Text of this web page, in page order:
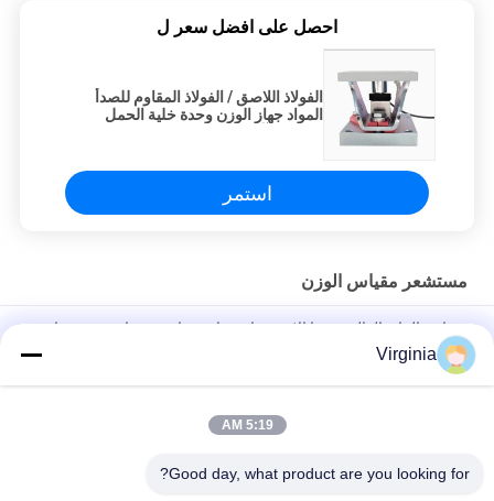
احصل على افضل سعر ل
الفولاذ اللاصق / الفولاذ المقاوم للصدأ
المواد جهاز الوزن وحدة خلية الحمل
استمر
مستشعر مقياس الوزن
مقياس الزائد العالي وزنها الاستشعار حزام مقياس وزنها وحدة وزنها
وزنها وحدة 500KG - 50T
خلايا الحمل للمقاييس الصناعية وحدة حركة الحمل المصنع وحدة
Virginia
5:19 AM
Good day, what product are you looking for?